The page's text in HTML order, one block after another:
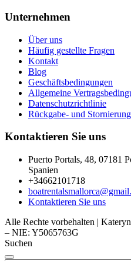
Unternehmen
Über uns
Häufig gestellte Fragen
Kontakt
Blog
Geschäftsbedingungen
Allgemeine
Datenschutzrichtlinie
Rückgabe- und
Kontaktieren Sie uns
Puerto Portals, 48, 07181
Spanien
+34662101718
Kontaktieren Sie uns
Alle Rechte vorbehalten |
– NIE: Y5065763G
Suchen